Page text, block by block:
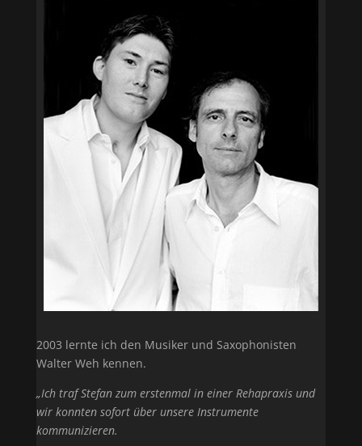
2003 lernte ich den Musiker und Saxophonisten
Walter Weh kennen.
„Ich traf Stefan zum erstenmal in einer Rehapraxis und
wir konnten sofort über unsere Instrumente
kommunizieren.